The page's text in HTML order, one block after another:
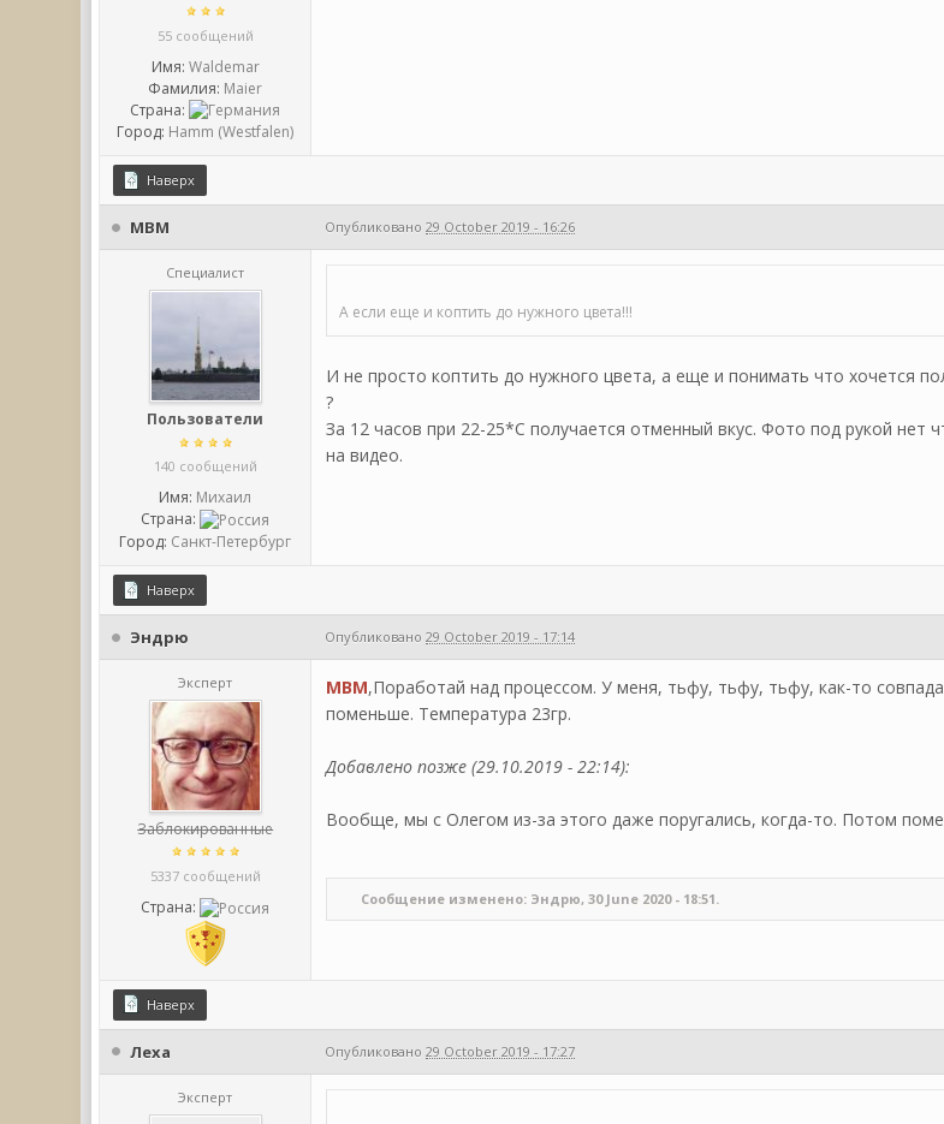
55 сообщений
Имя: Waldemar
Фамилия: Maier
Страна:
Город: Hamm (Westfalen)
Наверх
МВМ Опубликовано29 October 2019 - 16:26
Специалист
Пользователи
140 сообщений
Имя: Михаил
Страна:
Город: Санкт-Петербург
А если еще и коптить до нужного цвета!!!
И не просто коптить до нужного цвета, а еще и понимать что хочется
?
За 12 часов при 22-25*С получается отменный вкус. Фото под рукой нет
на видео.
Наверх
Эндрю Опубликовано29 October 2019 - 17:14
Эксперт
Заблокированные
5337 сообщений
Страна:
МВМ,Поработай над процессом. У меня, тьфу, тьфу, тьфу, как-то
поменьше. Температура 23гр.
Добавлено позже (29.10.2019 - 22:14):
Вообще, мы с Олегом из-за этого даже поругались, когда-то. Потом
Сообщение изменено: Эндрю, 30 June 2020 - 18:51.
Наверх
Леха Опубликовано29 October 2019 - 17:27
Эксперт